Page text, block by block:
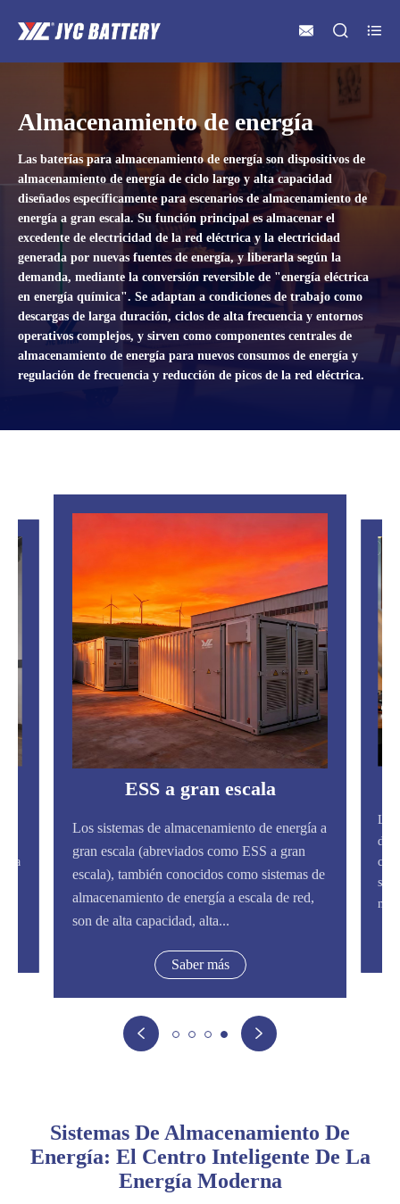
  
Almacenamiento de energía
Las baterías para almacenamiento de energía son dispositivos de
almacenamiento de energía de ciclo largo y alta capacidad
diseñados específicamente para escenarios de almacenamiento de
energía a gran escala. Su función principal es almacenar el
excedente de electricidad de la red eléctrica y la electricidad
generada por nuevas fuentes de energía, y liberarla según la
demanda, mediante la conversión reversible de "energía eléctrica
en energía química". Se adaptan a condiciones de trabajo como
descargas de larga duración, ciclos de alta frecuencia y entornos
operativos complejos, y sirven como componentes centrales de
almacenamiento de energía para nuevos consumos de energía y
regulación de frecuencia y reducción de picos de la red eléctrica.
de
Central eléctrica portátil
La estación de energía portátil es un
dispositivo de almacenamiento de energía
compacto y recargable diseñado para
suministro de energía de respaldo o en
movimiento. A diferencia del g tradicional...
Saber más
 
Sistemas De Almacenamiento De
Energía: El Centro Inteligente De La
Energía Moderna